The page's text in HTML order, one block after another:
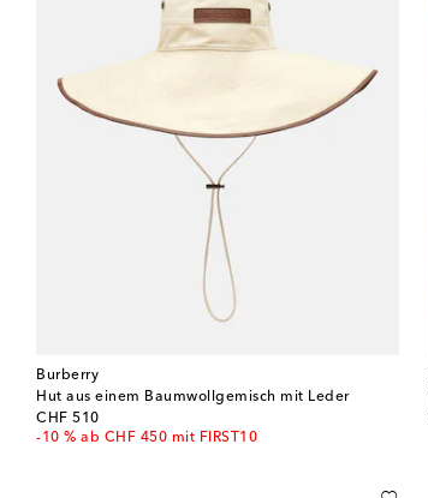
Burberry
Hut aus einem Baumwollgemisch mit Leder
CHF 510
original price
-10 % ab CHF 450 mit FIRST10